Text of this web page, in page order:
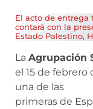
El acto de entrega
contará con la
Estado Palestino,
La Agrupación
el 15 de febrero
una de las
primeras de